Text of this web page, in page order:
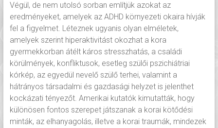
Végül, de nem utolsó sorban említjük azokat az
eredményeket, amelyek az ADHD környezeti okaira hívják
fel a figyelmet. Léteznek ugyanis olyan elméletek,
amelyek szerint hiperaktivitást okozhat a kora
gyermekkorban átélt káros stresszhatás, a családi
körülmények, konfliktusok, esetleg szülői pszichiátriai
kórkép, az egyedül nevelő szülő terhei, valamint a
hátrányos társadalmi és gazdasági helyzet is jelenthet
kockázati tényezőt. Amerikai kutatók kimutatták, hogy
különösen fontos szerepet játszanak a korai kötődési
minták, az elhanyagolás, illetve a korai traumák, mindezek